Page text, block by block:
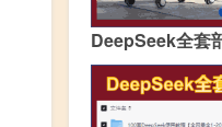
DeepSeek全套